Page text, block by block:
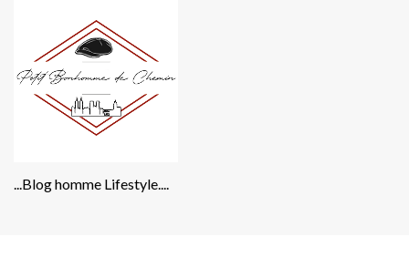
...Blog homme Lifestyle....